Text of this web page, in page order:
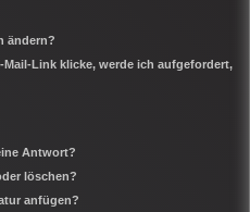
ändern?
Link klicke, werde ich aufgefordert,
Antwort?
löschen?
anfügen?